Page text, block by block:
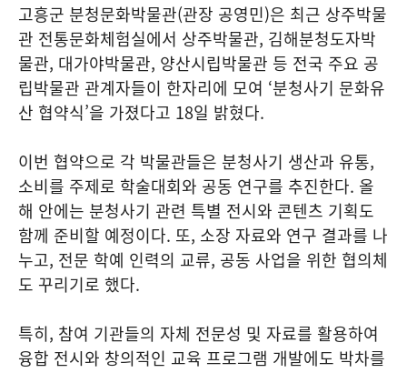
고흥군 분청문화박물관(관장 공영민)은 최근 상주박물
관 전통문화체험실에서 상주박물관, 김해분청도자박
물관, 대가야박물관, 양산시립박물관 등 전국 주요 공
립박물관 관계자들이 한자리에 모여 ‘분청사기 문화유
산 협약식’을 가졌다고 18일 밝혔다.
이번 협약으로 각 박물관들은 분청사기 생산과 유통,
소비를 주제로 학술대회와 공동 연구를 추진한다. 올
해 안에는 분청사기 관련 특별 전시와 콘텐츠 기획도
함께 준비할 예정이다. 또, 소장 자료와 연구 결과를 나
누고, 전문 학예 인력의 교류, 공동 사업을 위한 협의체
도 꾸리기로 했다.
특히, 참여 기관들의 자체 전문성 및 자료를 활용하여
융합 전시와 창의적인 교육 프로그램 개발에도 박차를